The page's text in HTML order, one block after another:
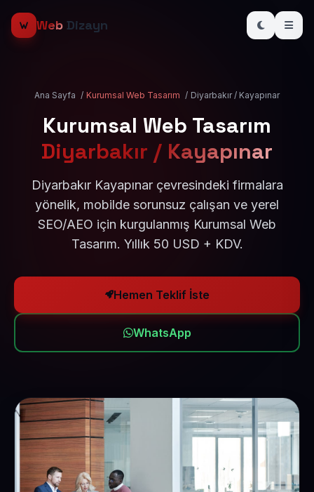
Web Dizayn
Ana Sayfa / Kurumsal Web Tasarım / Diyarbakır / Kayapınar
Kurumsal Web Tasarım
Diyarbakır / Kayapınar
Diyarbakır Kayapınar çevresindeki firmalara
yönelik, mobilde sorunsuz çalışan ve yerel
SEO/AEO için kurgulanmış Kurumsal Web
Tasarım. Yıllık 50 USD + KDV.
Hemen Teklif İste
WhatsApp